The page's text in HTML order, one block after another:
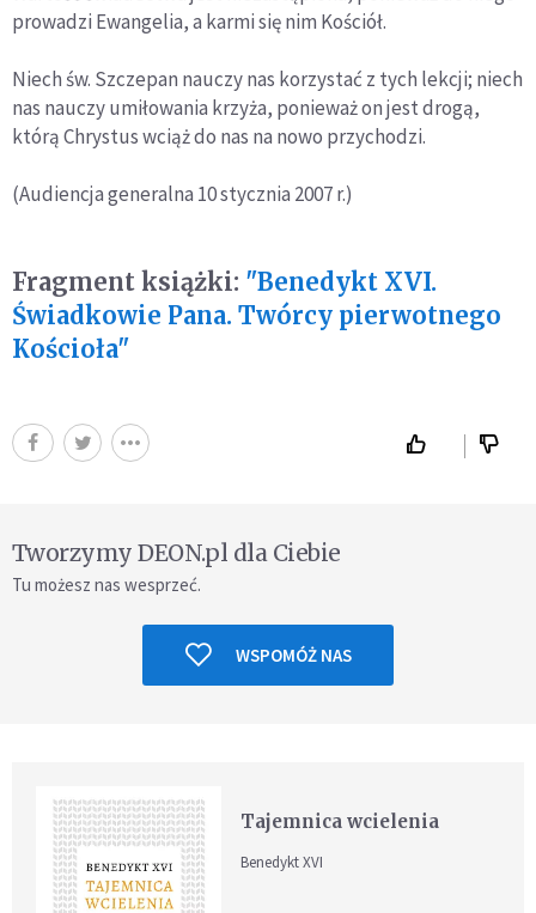
prowadzi Ewangelia, a karmi się nim Kościół.
Niech św. Szczepan nauczy nas korzystać z tych lekcji; niech
nas nauczy umiłowania krzyża, ponieważ on jest drogą,
którą Chrystus wciąż do nas na nowo przychodzi.
(Audiencja generalna 10 stycznia 2007 r.)
Fragment książki: "Benedykt XVI.
Świadkowie Pana. Twórcy pierwotnego
Kościoła"
Tworzymy DEON.pl dla Ciebie
Tu możesz nas wesprzeć.
WSPOMÓŻ NAS
Tajemnica wcielenia
Benedykt XVI